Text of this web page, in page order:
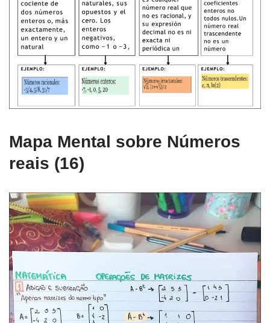
Mapa Mental sobre Números
reais (16)